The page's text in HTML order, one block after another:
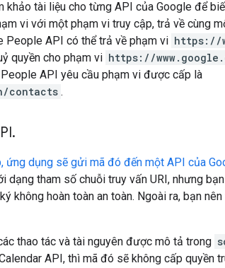
khảo tài liệu cho từng API của Google để
vi với một phạm vi truy cập, trả về cùng
People API có thể trả về phạm vi https://
quyền cho phạm vi https://
API yêu cầu phạm vi được cấp là
contacts .
.
ứng dụng sẽ gửi mã đó đến một API của
dạng tham số chuỗi truy vấn URI, nhưng
không hoàn toàn an toàn. Ngoài ra, bạn
thao tác và tài nguyên được mô tả trong
API, thì mã đó sẽ không cấp quyền